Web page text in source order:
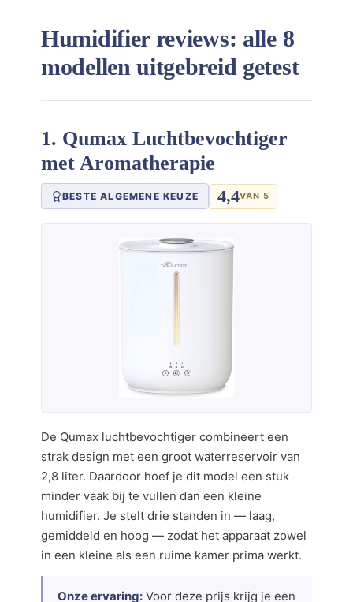
Humidifier reviews: alle 8
modellen uitgebreid getest
1. Qumax Luchtbevochtiger
met Aromatherapie
BESTE ALGEMENE KEUZE 4,4VAN 5
De Qumax luchtbevochtiger combineert een
strak design met een groot waterreservoir van
2,8 liter. Daardoor hoef je dit model een stuk
minder vaak bij te vullen dan een kleine
humidifier. Je stelt drie standen in — laag,
gemiddeld en hoog — zodat het apparaat zowel
in een kleine als een ruime kamer prima werkt.
Onze ervaring: Voor deze prijs krijg je een